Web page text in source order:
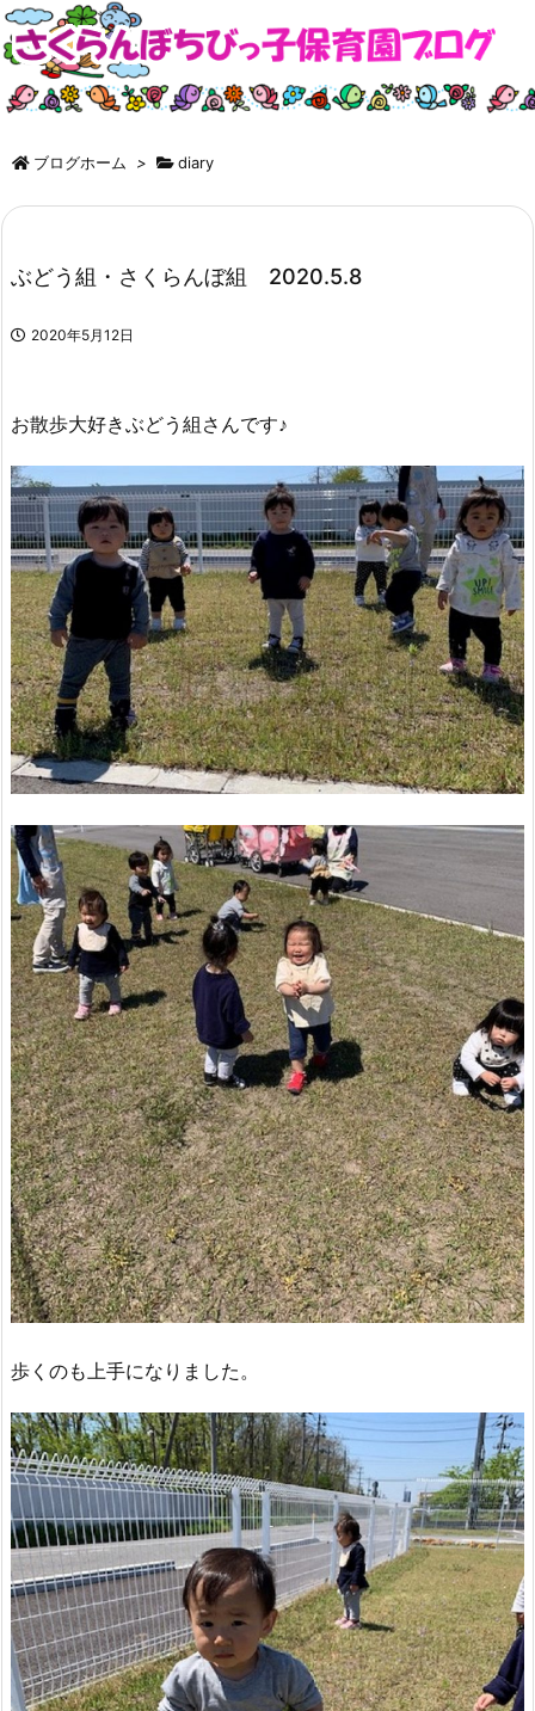
ブログホーム > diary
ぶどう組・さくらんぼ組 2020.5.8
2020年5月12日
お散歩大好きぶどう組さんです♪
歩くのも上手になりました。